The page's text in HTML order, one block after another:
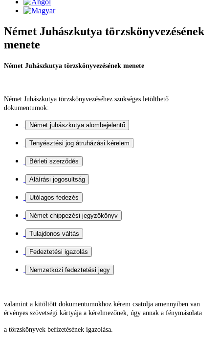
Német Juhászkutya törzskönyvezésének
menete
Német Juhászkutya törzskönyvezésének menete
Német Juhászkutya törzskönyvezéséhez szükséges letölthető
dokumentumok:
valamint a kitöltött dokumentumokhoz kérem csatolja amennyiben van
érvényes szövetségi kártyája a kérelmezőnek, úgy annak a fénymásolata
a törzskönyvek befizetésének igazolása.